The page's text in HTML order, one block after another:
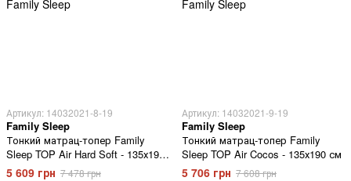
Артикул: 14032021-8-19
Family Sleep
Тонкий матрац-топер Family
Sleep TOP Air Hard Soft - 135х190
см
5 609 грн 7 478 грн
Артикул: 14032021-9-19
Family Sleep
Тонкий матрац-топер Family
Sleep TOP Air Cocos - 135х190 см
5 706 грн 7 608 грн